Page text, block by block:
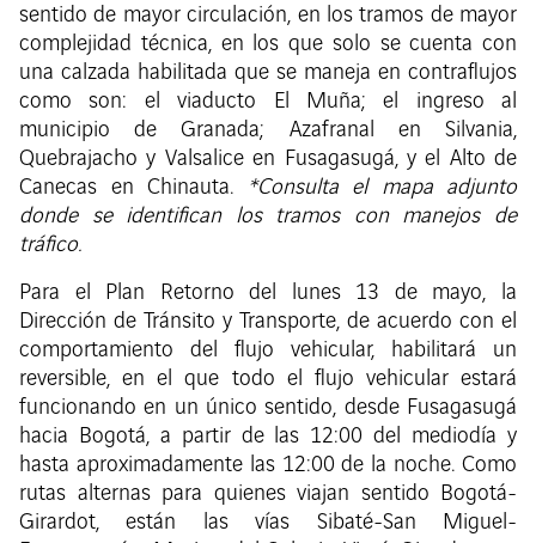
sentido de mayor circulación, en los tramos de mayor
complejidad técnica, en los que solo se cuenta con
una calzada habilitada que se maneja en contraflujos
como son: el viaducto El Muña; el ingreso al
municipio de Granada; Azafranal en Silvania,
Quebrajacho y Valsalice en Fusagasugá, y el Alto de
Canecas en Chinauta.
*Consulta el mapa adjunto
donde se identifican los tramos con manejos de
tráfico.
Para el Plan Retorno del lunes 13 de mayo, la
Dirección de Tránsito y Transporte, de acuerdo con el
comportamiento del flujo vehicular, habilitará un
reversible, en el que todo el flujo vehicular estará
funcionando en un único sentido, desde Fusagasugá
hacia Bogotá, a partir de las 12:00 del mediodía y
hasta aproximadamente las 12:00 de la noche. Como
rutas alternas para quienes viajan sentido Bogotá-
Girardot, están las vías Sibaté-San Miguel-